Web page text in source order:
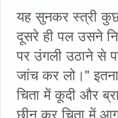
यह सुनकर स्त्री
दूसरे ही पल उसने
पर उंगली उठाने से
जांच कर लो।"
चिता में कूदी और
छीन कर चिता में